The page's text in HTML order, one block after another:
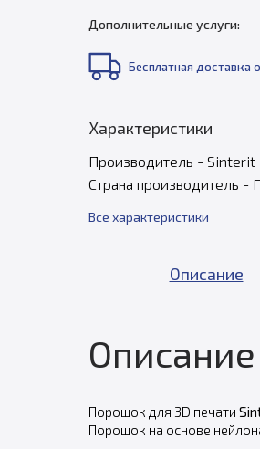
Дополнительные услуги:
Бесплатная доставка
Характеристики
Производитель - Sinterit
Страна производитель -
Все характеристики
Описание
Описание
Порошок для 3D печати
Порошок на основе